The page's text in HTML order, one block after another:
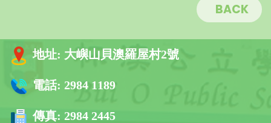
BACK
地址: 大嶼山貝澳羅屋村2號
電話: 2984 1189
傳真: 2984 2445